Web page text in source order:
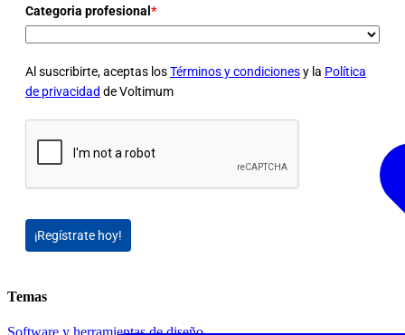
Categoria profesional *
Al suscribirte, aceptas losTérminos y condicionesy la Política
de privacidad de Voltimum
¡Regístrate hoy!
Temas